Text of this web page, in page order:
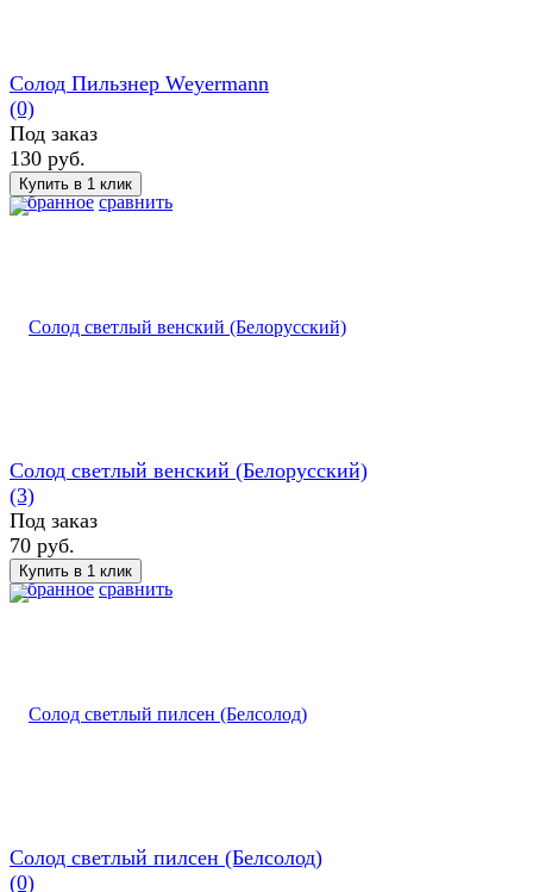
избранное сравнить
Солод Пильзнер Weyermann
(0)
Под заказ
130 руб.
избранное сравнить
Солод светлый венский (Белорусский)
(3)
Под заказ
70 руб.
Солод светлый пилсен (Белсолод)
(0)